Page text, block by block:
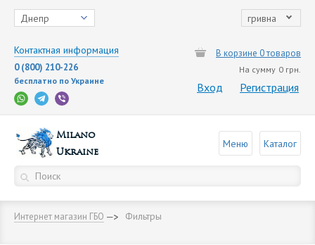
Днепр гривна
Контактная информация
0 (800) 210-226
бесплатно по Украине
В корзине 0 товаров
На сумму 0 грн.
Вход Регистрация
Milano
Ukraine
Меню Каталог
Интернет магазин ГБО Фильтры